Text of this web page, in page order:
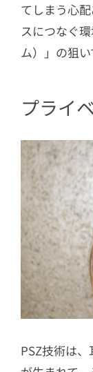
てしまう心
スにつなぐ
ム）」の狙い
プライ
PSZ技術は